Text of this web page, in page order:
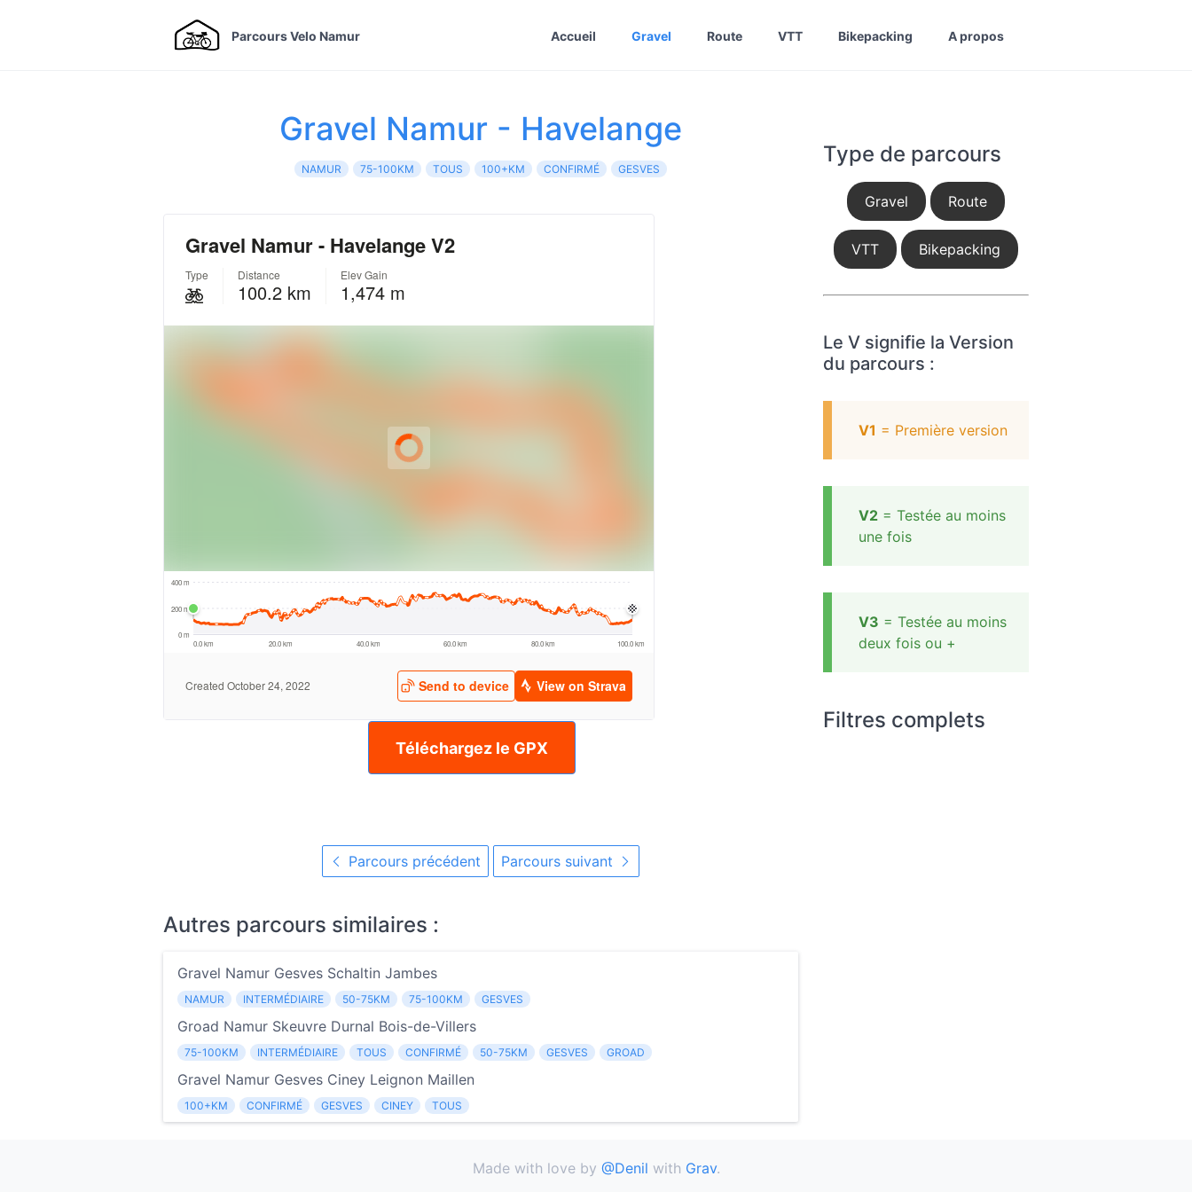
Parcours Velo Namur Accueil Gravel Route VTT Bikepacking A propos
Gravel Namur - Havelange
NAMUR 75-100KM TOUS 100+KM CONFIRMÉ GESVES
Téléchargez le GPX
Parcours précédent Parcours suivant
Autres parcours similaires :
Gravel Namur Gesves Schaltin Jambes
NAMUR INTERMÉDIAIRE 50-75KM 75-100KM GESVES
Groad Namur Skeuvre Durnal Bois-de-Villers
75-100KM INTERMÉDIAIRE TOUS CONFIRMÉ 50-75KM GESVES GROAD
Gravel Namur Gesves Ciney Leignon Maillen
100+KM CONFIRMÉ GESVES CINEY TOUS
Type de parcours
Gravel Route
VTT Bikepacking
Le V signifie la Version
du parcours :
V1 = Première version
V2 = Testée au moins
une fois
V3 = Testée au moins
deux fois ou +
Filtres complets
Made with love by @Denil with Grav.